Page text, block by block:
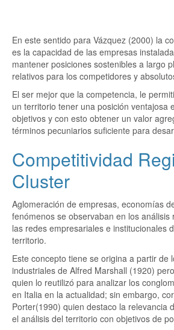
En este sentido para Vázquez (2000) la
es la capacidad de las empresas
mantener posiciones sostenibles a largo
relativos para los competidores y
El ser mejor que la competencia, le
un territorio tener una posición ventajosa
objetivos y con esto obtener un valor
términos pecuniarios suficiente para
Competitividad
Cluster
Aglomeración de empresas, economías
fenómenos se observaban en los análisis
las redes empresariales e institucionales
territorio.
Este concepto tiene se origina a partir de
industriales de Alfred Marshall (1920)
quien lo reutilizó para analizar los
en Italia en la actualidad; sin embargo,
Porter(1990) quien destaco la relevancia
el análisis del territorio con objetivos de